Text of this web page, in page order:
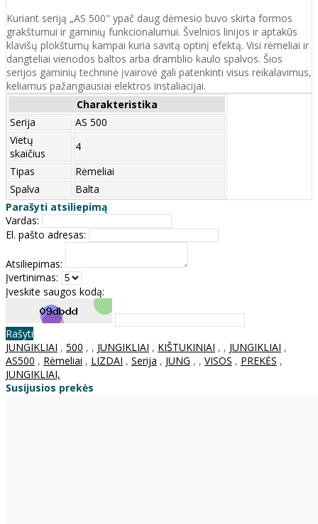
Kuriant seriją „AS 500" ypač daug dėmesio buvo skirta formos
grakštumui ir gaminių funkcionalumui. Švelnios linijos ir aptakūs
klavišų plokštumų kampai kuria savitą optinį efektą. Visi rėmeliai ir
dangteliai vienodos baltos arba dramblio kaulo spalvos. Šios
serijos gaminių techninė įvairovė gali patenkinti visus reikalavimus,
keliamus pažangiausiai elektros instaliacijai.
Charakteristika
Serija
AS 500
Vietų
skaičius
4
Tipas
Rėmeliai
Spalva
Balta
Parašyti atsiliepimą
Vardas:
El. pašto adresas:
Atsiliepimas:
Įvertinimas:
Įveskite saugos kodą:
Rašyti
JUNGIKLIAI , 500 , , JUNGIKLIAI , KIŠTUKINIAI , , JUNGIKLIAI ,
AS500 , Rėmeliai , LIZDAI , Serija , JUNG , , VISOS , PREKĖS ,
JUNGIKLIAI,
Susijusios prekės